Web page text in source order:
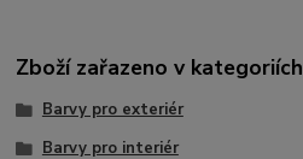
Zboží zařazeno v kategoriích
Barvy pro exteriér
Barvy pro interiér